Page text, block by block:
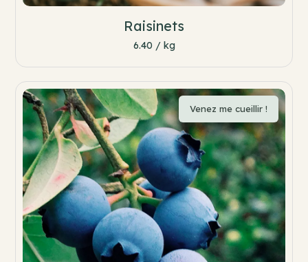
Raisinets
6.40 / kg
Venez me cueillir !